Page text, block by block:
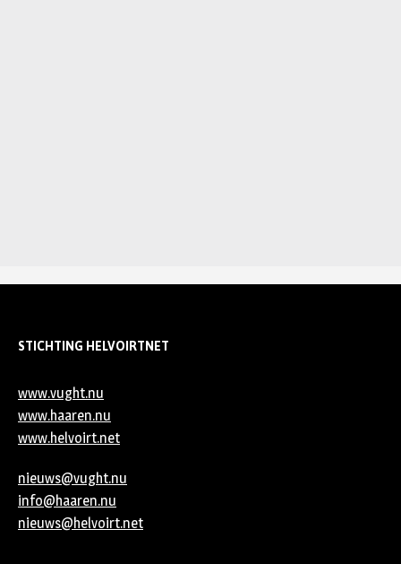
STICHTING HELVOIRTNET
www.vught.nu
www.haaren.nu
www.helvoirt.net
nieuws@vught.nu
info@haaren.nu
nieuws@helvoirt.net